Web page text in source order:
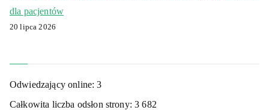
dla pacjentów
20 lipca 2026
Odwiedzający online:3
Całkowita liczba odsłon strony:3 682